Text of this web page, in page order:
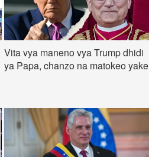
Vita vya maneno vya Trump dhidi
ya Papa, chanzo na matokeo yake